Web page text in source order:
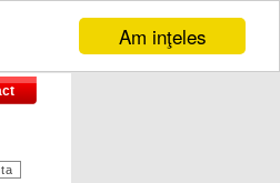
Am inţeles